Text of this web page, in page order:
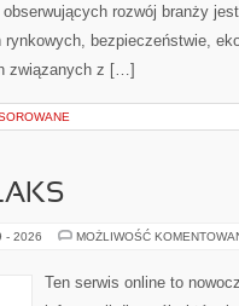
rozwój branży
bezpieczeństwie,
związanych z […]
- 2026 MOŻLIWOŚĆ
Ten serwis online to